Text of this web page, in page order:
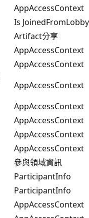
AppAccessContext
Is JoinedFromLobby
Artifact分享
AppAccessContext
AppAccessContext
AppAccessContext
AppAccessContext
AppAccessContext
AppAccessContext
AppAccessContext
參與領域資訊
ParticipantInfo
ParticipantInfo
AppAccessContext